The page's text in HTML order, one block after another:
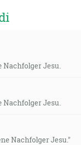
Nachfolger Jesu.
Nachfolger Jesu.
Nachfolger Jesu."